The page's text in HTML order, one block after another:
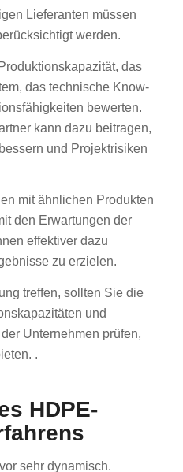
Lieferanten müssen
werden.
das
das technische Know-
bewerten.
kann dazu beitragen,
und Projektrisiken
mit ähnlichen Produkten
den Erwartungen der
effektiver dazu
zu erzielen.
treffen, sollten Sie die
und
Unternehmen prüfen,
.
HDPE-
sehr dynamisch.